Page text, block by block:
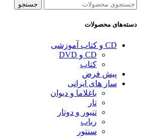
جستجو
دسته‌های محصولات
CD و کتاب آموزشی
CD و DVD
کتاب
پیش فرض
ساز های ایرانی
باغلاما و دیوان
تار
تنبور و دوتار
رباب
سنتور